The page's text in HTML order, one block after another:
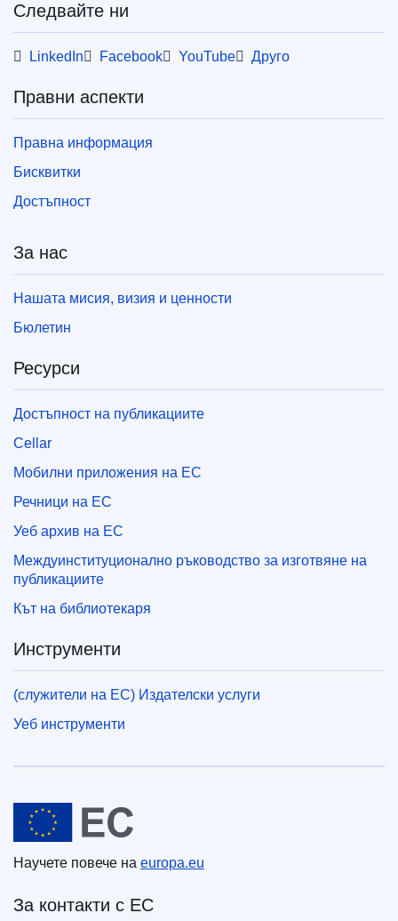
Показване на всички издания от тази поредица
за печат (PDF/X). За повече информация за
Следвайте ни
LinkedIn Facebook YouTube Друго
Правни аспекти
Правна информация
Бисквитки
Достъпност
За нас
Нашата мисия, визия и ценности
Бюлетин
Ресурси
Достъпност на публикациите
Cellar
Мобилни приложения на ЕС
Речници на ЕС
Уеб архив на ЕС
Междуинституционално ръководство за изготвяне на
публикациите
Кът на библиотекаря
Инструменти
(служители на ЕС) Издателски услуги
Уеб инструменти
Европейски съюз
Научете повече на europa.eu
За контакти с ЕС